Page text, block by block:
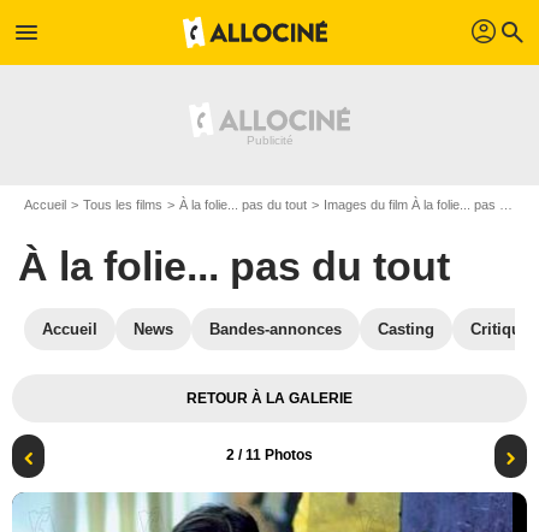
menu profil search
Accueil Tous les films À la folie... pas du tout Images du film À la folie... pas du tout
À la folie... pas du tout
Accueil News Bandes-annonces Casting
RETOUR À LA GALERIE
2 / 11 Photos